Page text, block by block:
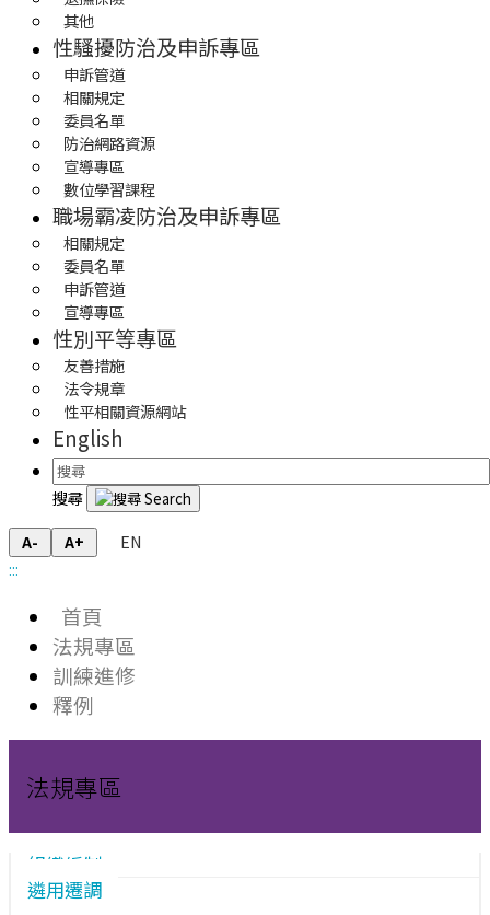
其他
性騷擾防治及申訴專區
申訴管道
相關規定
委員名單
防治網路資源
宣導專區
數位學習課程
職場霸凌防治及申訴專區
相關規定
委員名單
申訴管道
宣導專區
性別平等專區
友善措施
法令規章
性平相關資源網站
English
搜尋
A- A+
EN
:::
首頁
法規專區
訓練進修
釋例
法規專區
組織編制
遴用遷調